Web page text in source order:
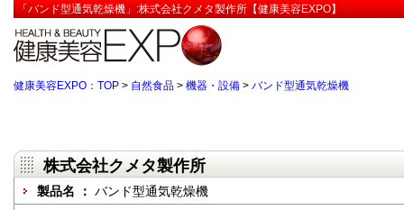
「バンド型通気乾燥機」:株式会社クメタ製作所【健康美容EXPO】
健康美容EXPO：TOP > 自然食品 > 機器・設備 > バンド型通気乾燥機
株式会社クメタ製作所
製品名 ： バンド型通気乾燥機